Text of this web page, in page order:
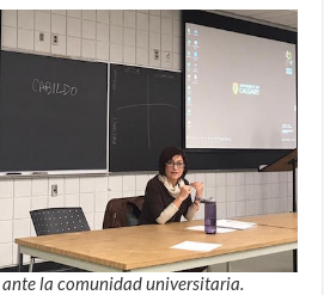
ante la comunidad universitaria.